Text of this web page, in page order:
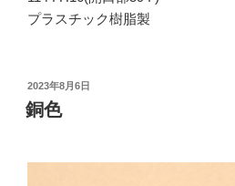
プラスチック樹脂製
投
稿
日:
2023年8月6日
銅色